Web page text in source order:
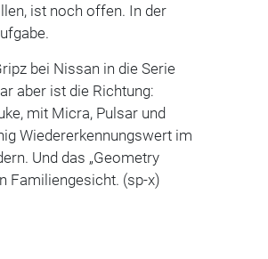
ist noch offen. In der
bei Nissan in die Serie
aber ist die Richtung:
mit Micra, Pulsar und
Wiedererkennungswert im
Und das „Geometry
Familiengesicht. (sp-x)